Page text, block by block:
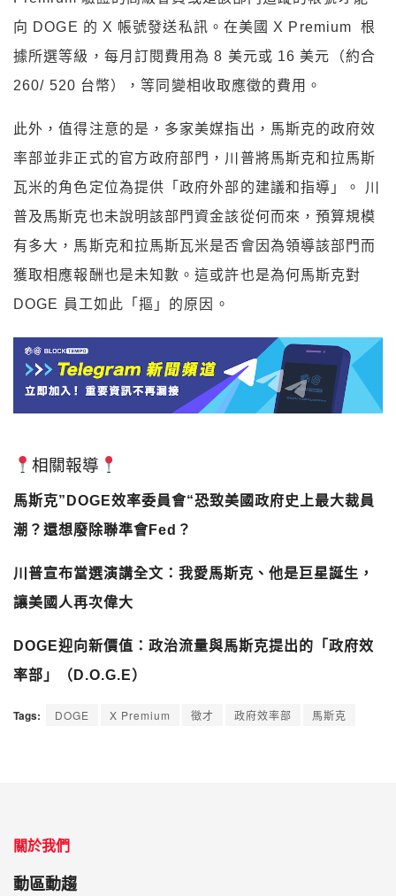
向 DOGE 的 X 帳號發送私訊。在美國 X Premium 根
據所選等級，每月訂閱費用為 8 美元或 16 美元（約合
260/ 520 台幣），等同變相收取應徵的費用。
此外，值得注意的是，多家美媒指出，馬斯克的政府效
率部並非正式的官方政府部門，川普將馬斯克和拉馬斯
瓦米的角色定位為提供「政府外部的建議和指導」。 川
普及馬斯克也未說明該部門資金該從何而來，預算規模
有多大，馬斯克和拉馬斯瓦米是否會因為領導該部門而
獲取相應報酬也是未知數。這或許也是為何馬斯克對
DOGE 員工如此「摳」的原因。
相關報導
馬斯克”DOGE效率委員會“恐致美國政府史上最大裁員
潮？還想廢除聯準會Fed？
川普宣布當選演講全文：我愛馬斯克、他是巨星誕生，
讓美國人再次偉大
DOGE迎向新價值：政治流量與馬斯克提出的「政府效
率部」（D.O.G.E）
Tags: DOGE X Premium 徵才 政府效率部 馬斯克
關於我們
動區動趨